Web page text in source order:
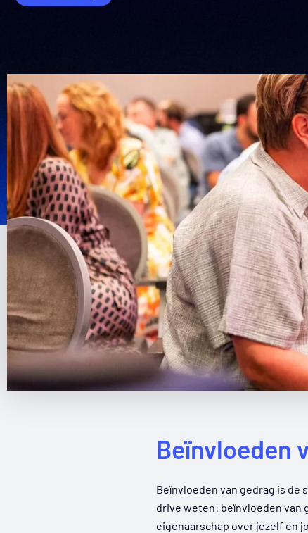
Beïnvloeden
Beïnvloeden van gedrag is
drive weten: beïnvloeden van
eigenaarschap over jezelf en